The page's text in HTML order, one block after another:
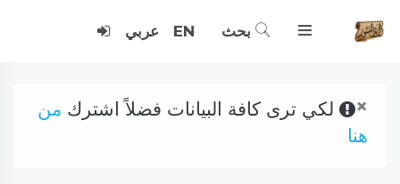
بحث EN عربي
× لكي ترى كافة البيانات فضلاً اشترك من
هنا